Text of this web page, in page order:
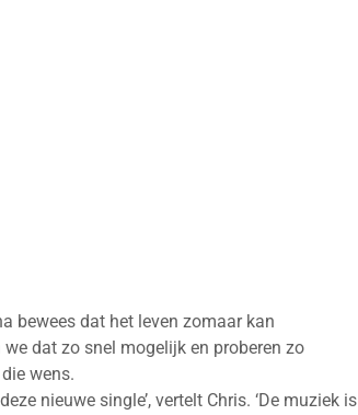
bewees dat het leven zomaar kan
dat zo snel mogelijk en proberen zo
wens.
nieuwe single’, vertelt Chris. ‘De muziek is